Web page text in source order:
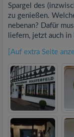
Spargel des
zu genießen.
nebenan? Dafür
liefern, jetzt auch
[Auf extra Seite